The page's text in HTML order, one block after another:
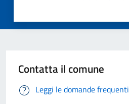
Contatta il comune
Leggi le domande frequenti